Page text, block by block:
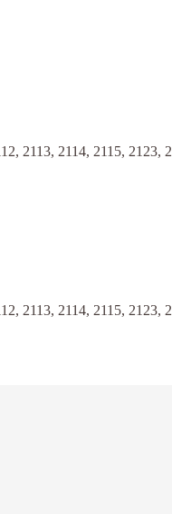
2113, 2114, 2115, 2123,
2113, 2114, 2115, 2123,